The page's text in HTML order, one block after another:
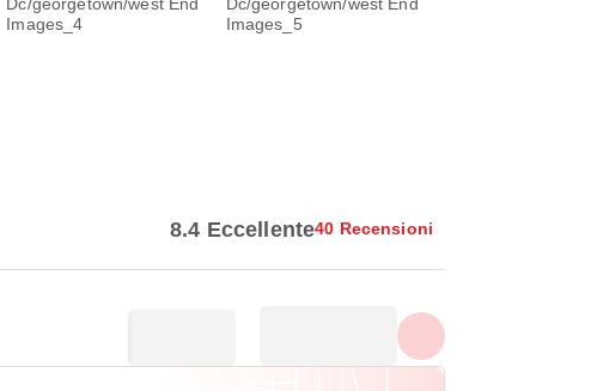
8.4 Eccellente40 Recensioni